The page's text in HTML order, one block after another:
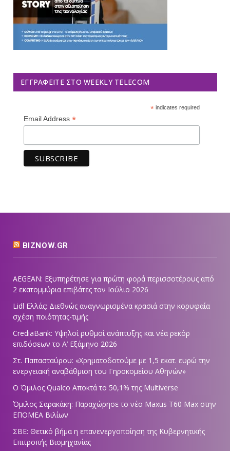
ΕΓΓΡΑΦΕΊΤΕ ΣΤΟ WEEKLY TELECOM
*indicates required
Email Address *
BIZNOW.GR
AEGEAN: Εξυπηρέτησε για πρώτη φορά περισσοτέρους από
2 εκατομμύρια επιβάτες τον Ιούλιο 2026
Lidl Ελλάς: Διεθνώς αναγνωρισμένα κρασιά στην κορυφαία
σχέση ποιότητας-τιμής
CrediaBank: Υψηλοί ρυθμοί ανάπτυξης και νέα ρεκόρ
επιδόσεων το Α’ Εξάμηνο 2026
Στ. Παπασταύρου: «Χρηματοδοτούμε με 1,5 εκατ. ευρώ την
ενεργειακή αναβάθμιση του Γηροκομείου Αθηνών»
Ο Όμιλος Qualco Αποκτά το 50,1% της Multiverse
Όμιλος Σαρακάκη: Παραχώρησε το νέο Maxus T60 Max στην
ΕΠΟΜΕΑ Βιλίων
ΣΒΕ: Θετικό βήμα η επανενεργοποίηση της Κυβερνητικής
Επιτροπής Βιομηχανίας